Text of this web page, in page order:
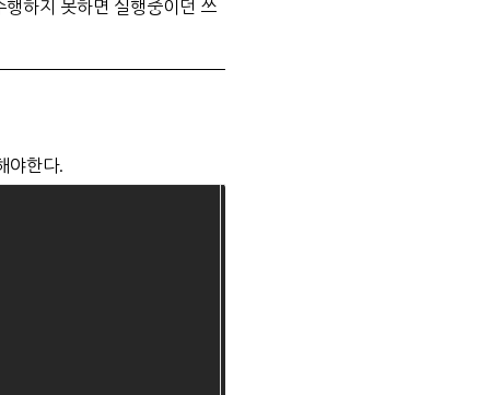
하지 못하면 실행중이던 쓰
야한다.